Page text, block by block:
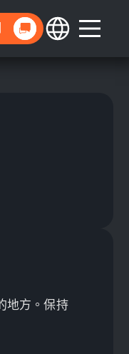
地方。保持